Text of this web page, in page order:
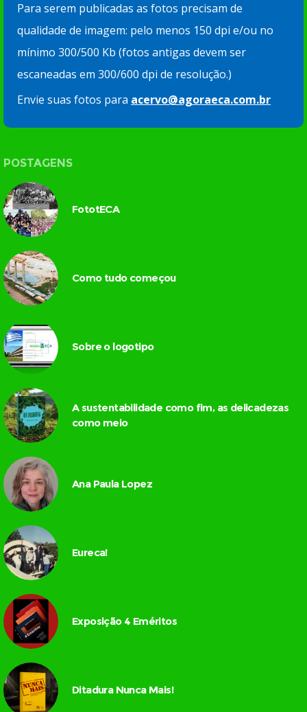
Para serem publicadas as fotos precisam de
qualidade de imagem: pelo menos 150 dpi e/ou no
mínimo 300/500 Kb (fotos antigas devem ser
escaneadas em 300/600 dpi de resolução.)
Envie suas fotos para acervo@agoraeca.com.br
POSTAGENS
FototECA
Como tudo começou
Sobre o logotipo
A sustentabilidade como fim, as delicadezas
como meio
Ana Paula Lopez
Eureca!
Exposição 4 Eméritos
Ditadura Nunca Mais!